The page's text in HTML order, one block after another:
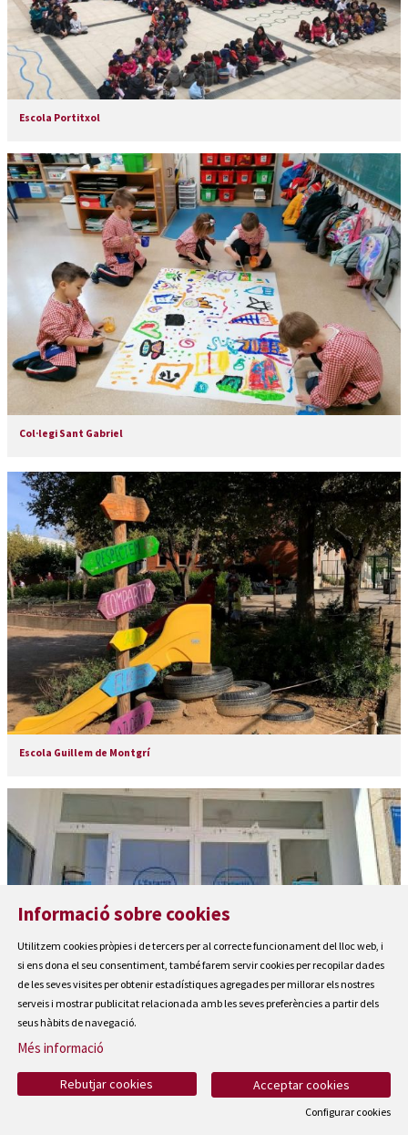
Escola Portitxol
Col·legi Sant Gabriel
Escola Guillem de Montgrí
Espai Jove l'Estartit
Informació sobre cookies
Utilitzem cookies pròpies i de tercers per al correcte funcionament del lloc web, i
si ens dona el seu consentiment, també farem servir cookies per recopilar dades
de les seves visites per obtenir estadístiques agregades per millorar els nostres
serveis i mostrar publicitat relacionada amb les seves preferències a partir dels
seus hàbits de navegació.
Més informació
Acceptar cookies
Rebutjar cookies
Configurar cookies